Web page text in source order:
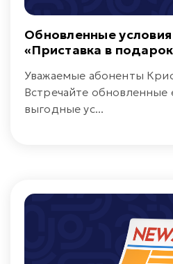
Обновленные
«Приставка в
Уважаемые абоненты
Встречайте
выгодные ус...